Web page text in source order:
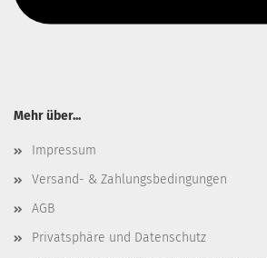
Mehr über...
Impressum
Versand- & Zahlungsbedingungen
AGB
Privatsphäre und Datenschutz